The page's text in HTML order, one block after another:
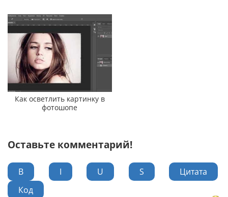
Как осветлить картинку в
фотошопе
Оставьте комментарий!
B I U S
Цитата
Код